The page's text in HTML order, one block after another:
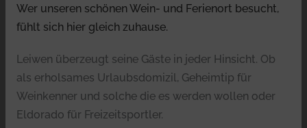
Wer unseren schönen Wein- und Ferienort besucht,
fühlt sich hier gleich zuhause.
Leiwen überzeugt seine Gäste in jeder Hinsicht. Ob
als erholsames Urlaubsdomizil, Geheimtip für
Weinkenner und solche die es werden wollen oder
Eldorado für Freizeitsportler.